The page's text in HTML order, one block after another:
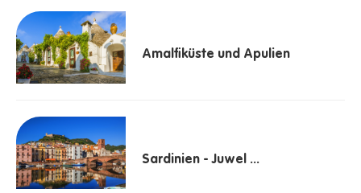
Amalfiküste und Apulien
Sardinien - Juwel ...